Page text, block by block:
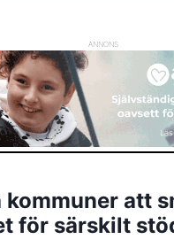
ANNONS
kommuner att
för särskilt